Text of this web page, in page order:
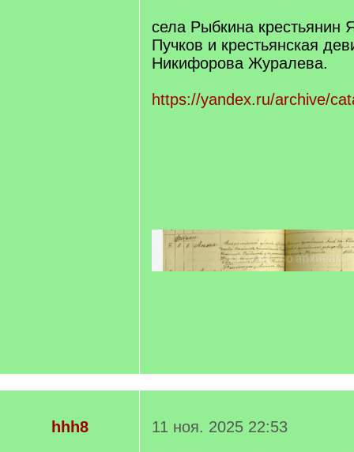
села Рыбкина крестьянин
Пучков и крестьянская
Никифорова Журалева.
https://yandex.ru/archive/
hhh8
11 ноя. 2025 22:53